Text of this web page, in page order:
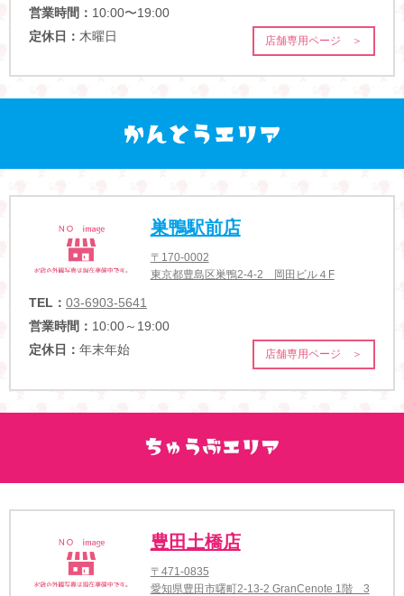
営業時間： 10:00〜19:00
定休日： 木曜日 店舗専用ページ ＞
巣鴨駅前店
〒170-0002
東京都豊島区巣鴨2-4-2 岡田ビル４F
TEL： 03-6903-5641
営業時間： 10:00～19:00
定休日： 年末年始 店舗専用ページ ＞
豊田土橋店
〒471-0835
愛知県豊田市曙町2-13-2 GranCenote 1階 3